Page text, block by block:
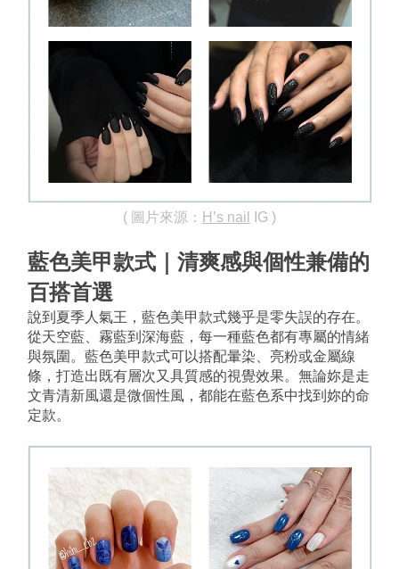
( 圖片來源： H’s nail IG )
藍色美甲款式｜清爽感與個性兼備的
百搭首選
說到夏季人氣王，藍色美甲款式幾乎是零失誤的存在。
從天空藍、霧藍到深海藍，每一種藍色都有專屬的情緒
與氛圍。藍色美甲款式可以搭配暈染、亮粉或金屬線
條，打造出既有層次又具質感的視覺效果。無論妳是走
文青清新風還是微個性風，都能在藍色系中找到妳的命
定款。